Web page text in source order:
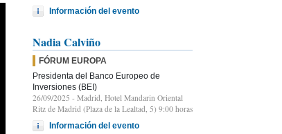
Información del evento
Nadia Calviño
FÓRUM EUROPA
Presidenta del Banco Europeo de
Inversiones (BEI)
26/09/2025 - Madrid, Hotel Mandarin Oriental
Ritz de Madrid (Plaza de la Lealtad, 5) 9:00 horas
Información del evento